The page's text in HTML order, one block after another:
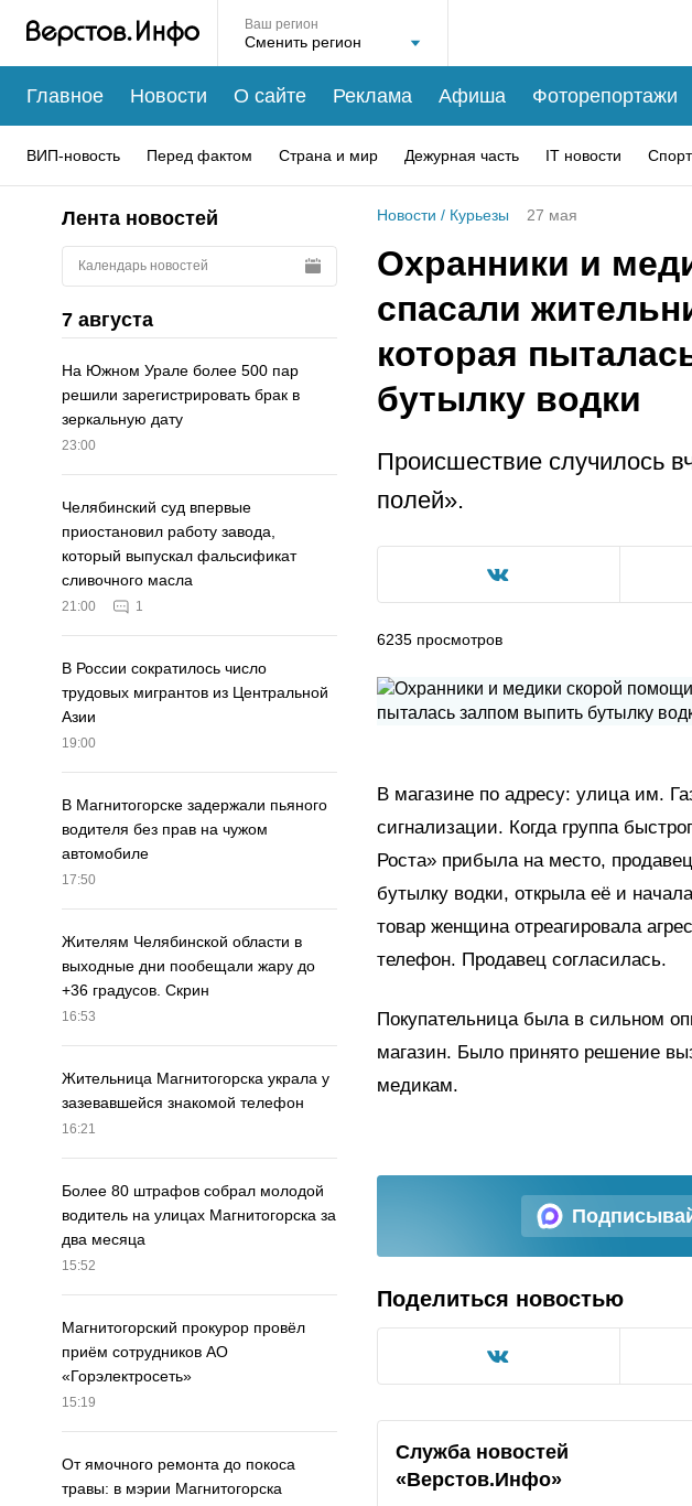
Ваш регион
Главное Новости О сайте Реклама Афиша Фоторепортажи
ВИП-новость Перед фактом Страна и мир Дежурная часть IT новости Спорт
Лента новостей
Календарь новостей
7 августа
На Южном Урале более 500 пар
решили зарегистрировать брак в
зеркальную дату
23:00
Челябинский суд впервые
приостановил работу завода,
который выпускал фальсификат
сливочного масла
21:00 1
В России сократилось число
трудовых мигрантов из Центральной
Азии
19:00
В Магнитогорске задержали пьяного
водителя без прав на чужом
автомобиле
17:50
Жителям Челябинской области в
выходные дни пообещали жару до
+36 градусов. Скрин
16:53
Жительница Магнитогорска украла у
зазевавшейся знакомой телефон
16:21
Более 80 штрафов собрал молодой
водитель на улицах Магнитогорска за
два месяца
15:52
Магнитогорский прокурор провёл
приём сотрудников АО
«Горэлектросеть»
15:19
От ямочного ремонта до покоса
травы: в мэрии Магнитогорска
Новости / Курьезы 27 мая
Охранники и
спасали
которая
бутылку водки
Происшествие случилось
полей».
6235 просмотров
В магазине по адресу: улица им.
сигнализации. Когда группа
Роста» прибыла на место,
бутылку водки, открыла её и
товар женщина отреагировала
телефон. Продавец согласилась.
Покупательница была в сильном
магазин. Было принято решение
медикам.
Поделиться новостью
Служба новостей
«Верстов.Инфо»